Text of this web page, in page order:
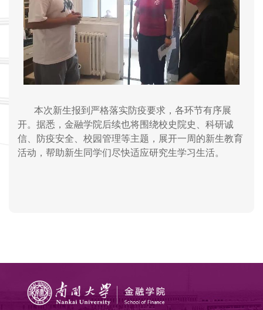
本次新生报到严格落实防疫要求，各环节有序展
开。据悉，金融学院后续也将围绕校史院史、科研诚
信、防疫安全、校园管理等主题，展开一周的新生教育
活动，帮助新生同学们尽快适应研究生学习生活。